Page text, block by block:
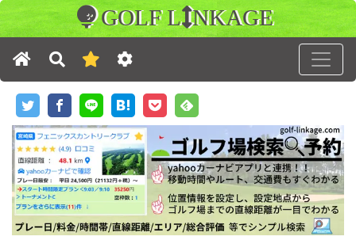
GOLF L NKAGE